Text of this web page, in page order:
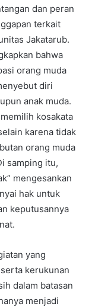
dan peran
terkait
Jakatarub.
bahwa
orang muda
diri
anak muda.
kosakata
karena tidak
orang muda
samping itu,
mengesankan
hak untuk
keputusannya
yang
kerukunan
dalam batasan
menjadi